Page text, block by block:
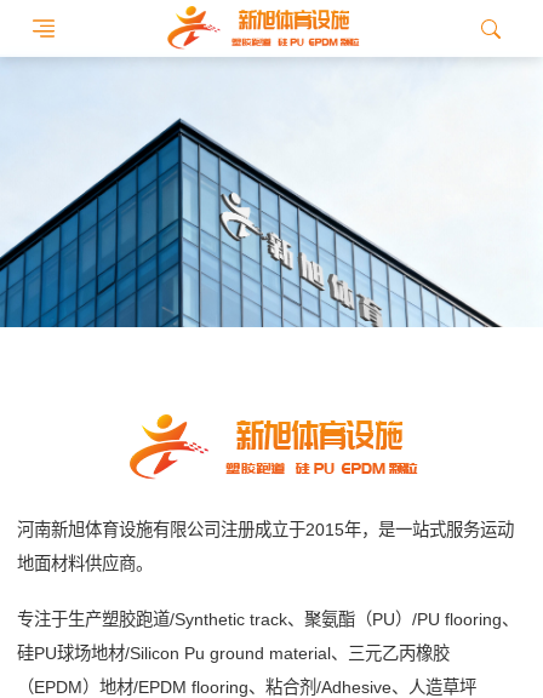
河南新旭体育设施有限公司注册成立于2015年，是一站式服务运动
地面材料供应商。
专注于生产塑胶跑道/Synthetic track、聚氨酯（PU）/PU flooring、
硅PU球场地材/Silicon Pu ground material、三元乙丙橡胶
（EPDM）地材/EPDM flooring、粘合剂/Adhesive、人造草坪